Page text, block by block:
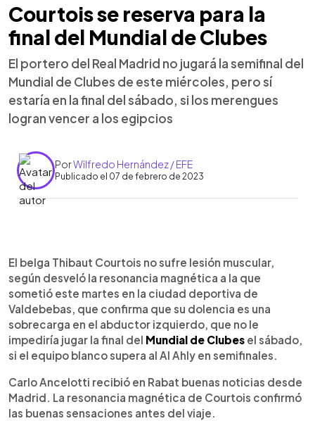
Courtois se reserva para la
final del Mundial de Clubes
El portero del Real Madrid no jugará la semifinal del
Mundial de Clubes de este miércoles, pero sí
estaría en la final del sábado, si los merengues
logran vencer a los egipcios
PorWilfredo Hernández / EFE
Publicado el 07 de febrero de 2023
► Escuchar artículo
El belga Thibaut Courtois no sufre lesión muscular,
según desveló la resonancia magnética a la que
sometió este martes en la ciudad deportiva de
Valdebebas, que confirma que su dolencia es una
sobrecarga en el abductor izquierdo, que no le
impediría jugar la final del Mundial de Clubes el sábado,
si el equipo blanco supera al Al Ahly en semifinales.
Carlo Ancelotti recibió en Rabat buenas noticias desde
Madrid. La resonancia magnética de Courtois confirmó
las buenas sensaciones antes del viaje.